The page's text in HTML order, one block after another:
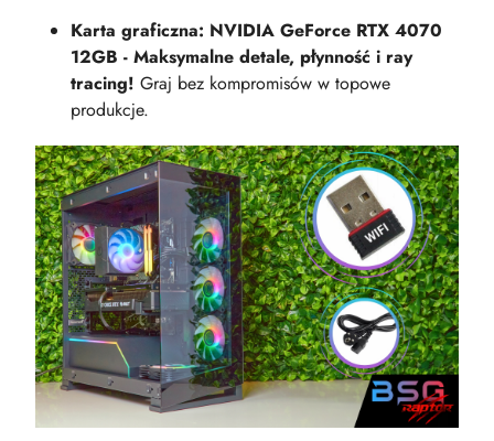
Karta graficzna: NVIDIA GeForce RTX 4070
12GB - Maksymalne detale, płynność i ray
tracing! Graj bez kompromisów w topowe
produkcje.